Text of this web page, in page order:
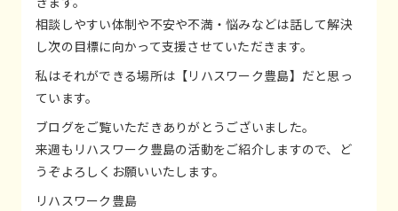
相談しやすい体制や不安や不満・悩みなどは話して解決
し次の目標に向かって支援させていただきます。
私はそれができる場所は【リハスワーク豊島】だと思っ
ています。
ブログをご覧いただきありがとうございました。
来週もリハスワーク豊島の活動をご紹介しますので、ど
うぞよろしくお願いいたします。
リハスワーク豊島